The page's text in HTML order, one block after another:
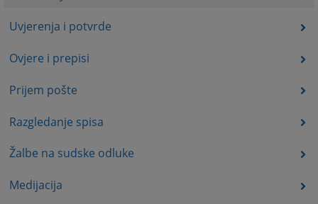
Uvjerenja i potvrde
Ovjere i prepisi
Prijem pošte
Razgledanje spisa
Žalbe na sudske odluke
Medijacija